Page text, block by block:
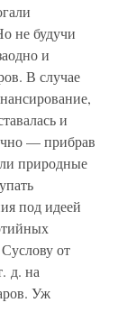
не будучи
и
В случае
и
— прибрав
природные
под идеей
от
д. на
Уж